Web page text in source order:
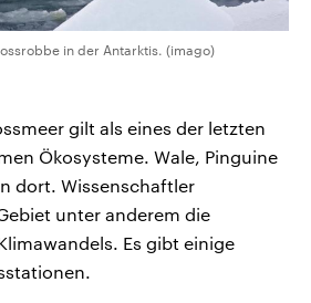
in der Antarktis. (imago)
gilt als eines der letzten
Ökosysteme. Wale, Pinguine
dort. Wissenschaftler
unter anderem die
Es gibt einige